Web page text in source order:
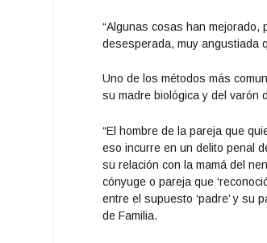
“Algunas cosas han
desesperada, muy angustiada
Uno de los métodos más
su madre biológica y del varón
“El hombre de la pareja que
eso incurre en un delito penal
su relación con la mamá del
cónyuge o pareja que
entre el supuesto ‘padre’ y su
de Familia.